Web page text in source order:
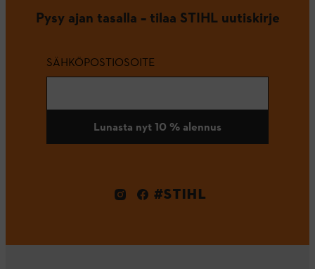
Pysy ajan tasalla – tilaa STIHL uutiskirje
SÄHKÖPOSTIOSOITE
Lunasta nyt 10 % alennus
#STIHL